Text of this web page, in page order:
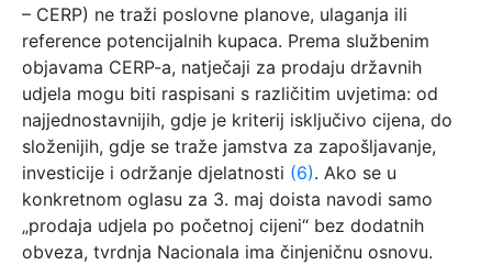
– CERP) ne traži poslovne planove, ulaganja ili
reference potencijalnih kupaca. Prema službenim
objavama CERP-a, natječaji za prodaju državnih
udjela mogu biti raspisani s različitim uvjetima: od
najjednostavnijih, gdje je kriterij isključivo cijena, do
složenijih, gdje se traže jamstva za zapošljavanje,
investicije i održanje djelatnosti (6). Ako se u
konkretnom oglasu za 3. maj doista navodi samo
„prodaja udjela po početnoj cijeni“ bez dodatnih
obveza, tvrdnja Nacionala ima činjeničnu osnovu.